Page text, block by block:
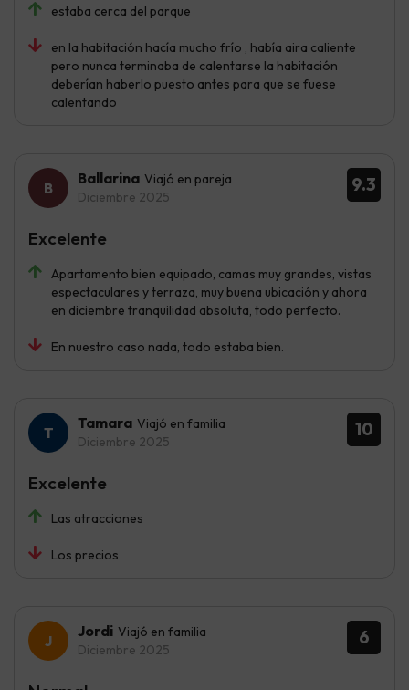
estaba cerca del parque
en la habitación hacía mucho frío , había aira caliente
pero nunca terminaba de calentarse la habitación
deberían haberlo puesto antes para que se fuese
calentando
9.3
Ballarina Viajó en pareja
Diciembre 2025
Apartamento bien equipado, camas muy grandes, vistas
espectaculares y terraza, muy buena ubicación y ahora
en diciembre tranquilidad absoluta, todo perfecto.
En nuestro caso nada, todo estaba bien.
Excelente
10
Tamara Viajó en familia
Diciembre 2025
Las atracciones
Los precios
Excelente
6
Jordi Viajó en familia
Diciembre 2025